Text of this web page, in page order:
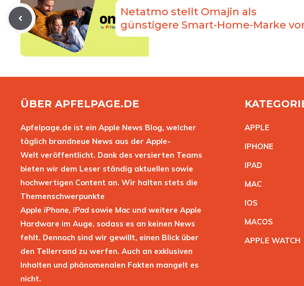
Netatmo stellt Omajin als
günstigere Smart-Home-Marke
ÜBER APFELPAGE.DE
Apfelpage.de ist ein Apple News Blog, welcher
täglich brandneue News aus der Apple-
Welt veröffentlicht. Dank des versierten Teams
bieten wir dem Leser ständig aktuellen sowie
hochwertigen Content an. Wir halten stets die
Themenschwerpunkte
Apple iPhone, iPad sowie Mac und weitere Apple
Hardware im Auge, sodass es an keinen News
fehlt. Dennoch sind wir gewillt, einen Blick über
den Tellerrand zu werfen. Auch an exklusiven
Inhalten und phänomenalen Fakten mangelt es
nicht.
APPLE
IPHONE
IPAD
MAC
IOS
MACOS
APPLE WATCH